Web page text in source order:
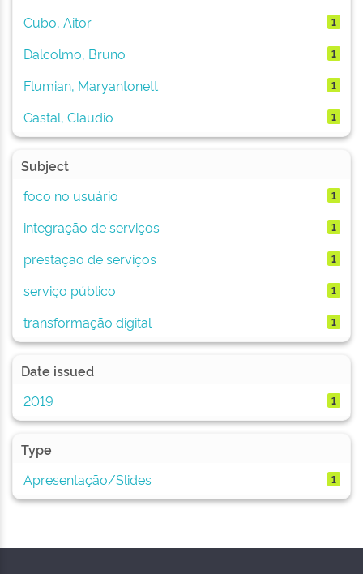
Cubo, Aitor 1
Dalcolmo, Bruno 1
Flumian, Maryantonett 1
Gastal, Claudio 1
Subject
foco no usuário
1
integração de serviços 1
prestação de serviços 1
serviço público 1
transformação digital 1
Date issued
2019
1
Type
Apresentação/Slides
1